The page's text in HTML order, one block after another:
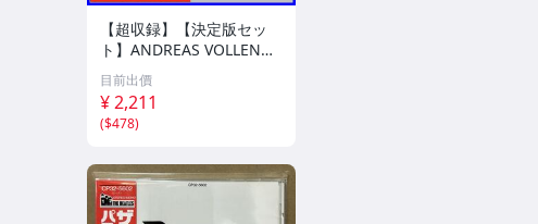
【超収録】【決定版セッ
ト】ANDREAS VOLLENW
EIDER CD1+2+3 厳選プレ
ミア音源集 MP3CD-DLVer
3ディスク♪
目前出價
¥ 2,211
($478)